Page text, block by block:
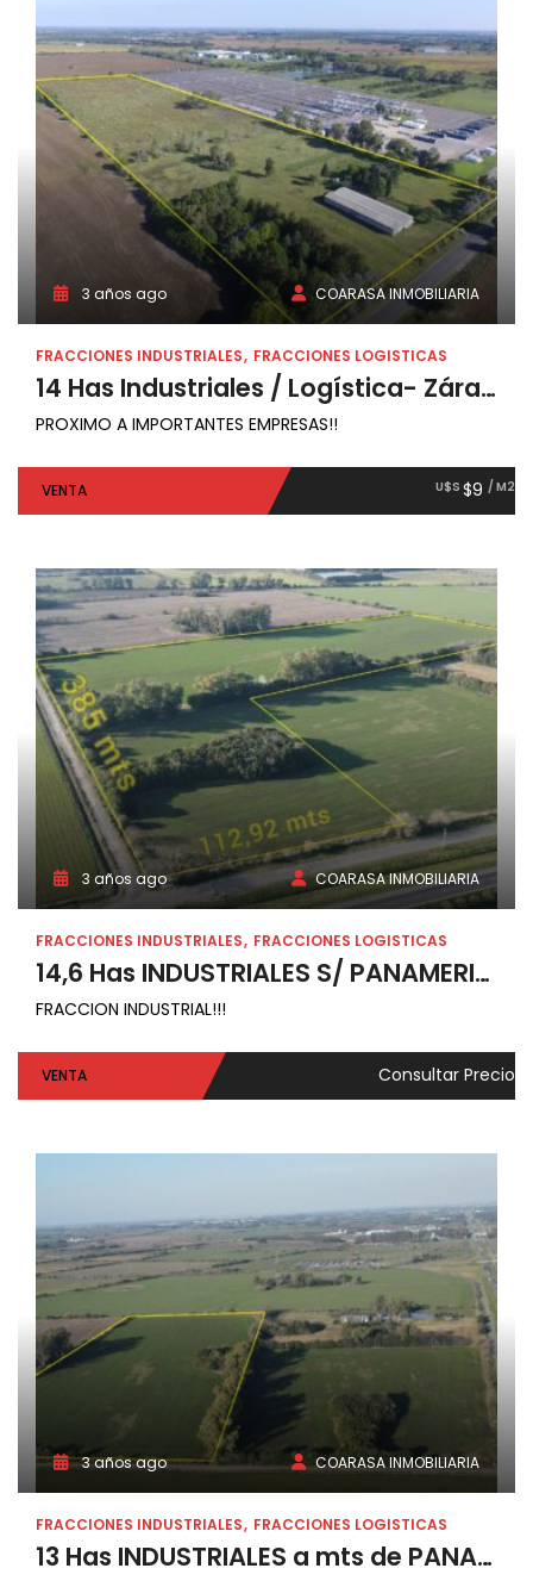
3 años ago COARASA INMOBILIARIA
FRACCIONES INDUSTRIALES FRACCIONES LOGISTICAS
14 Has Industriales / Logística- Zárate
PROXIMO A IMPORTANTES EMPRESAS!!
VENTA U$S $9 / M2
3 años ago COARASA INMOBILIARIA
FRACCIONES INDUSTRIALES FRACCIONES LOGISTICAS
14,6 Has INDUSTRIALES S/ PANAMERICANA – Zárate
FRACCION INDUSTRIAL!!!
VENTA Consultar Precio
3 años ago COARASA INMOBILIARIA
FRACCIONES INDUSTRIALES FRACCIONES LOGISTICAS
13 Has INDUSTRIALES a mts de PANAMERICANA